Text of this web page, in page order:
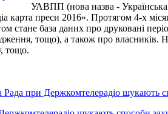
УАВПП (нова назва - Українська
карта преси 2016». Протягом 4-х
стане база даних про друковані
тощо), а також про власників.
тощо.
при Держкомтелерадіо шукають